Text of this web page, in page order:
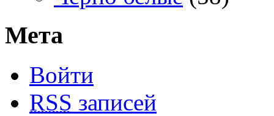
Мета
Войти
RSS записей